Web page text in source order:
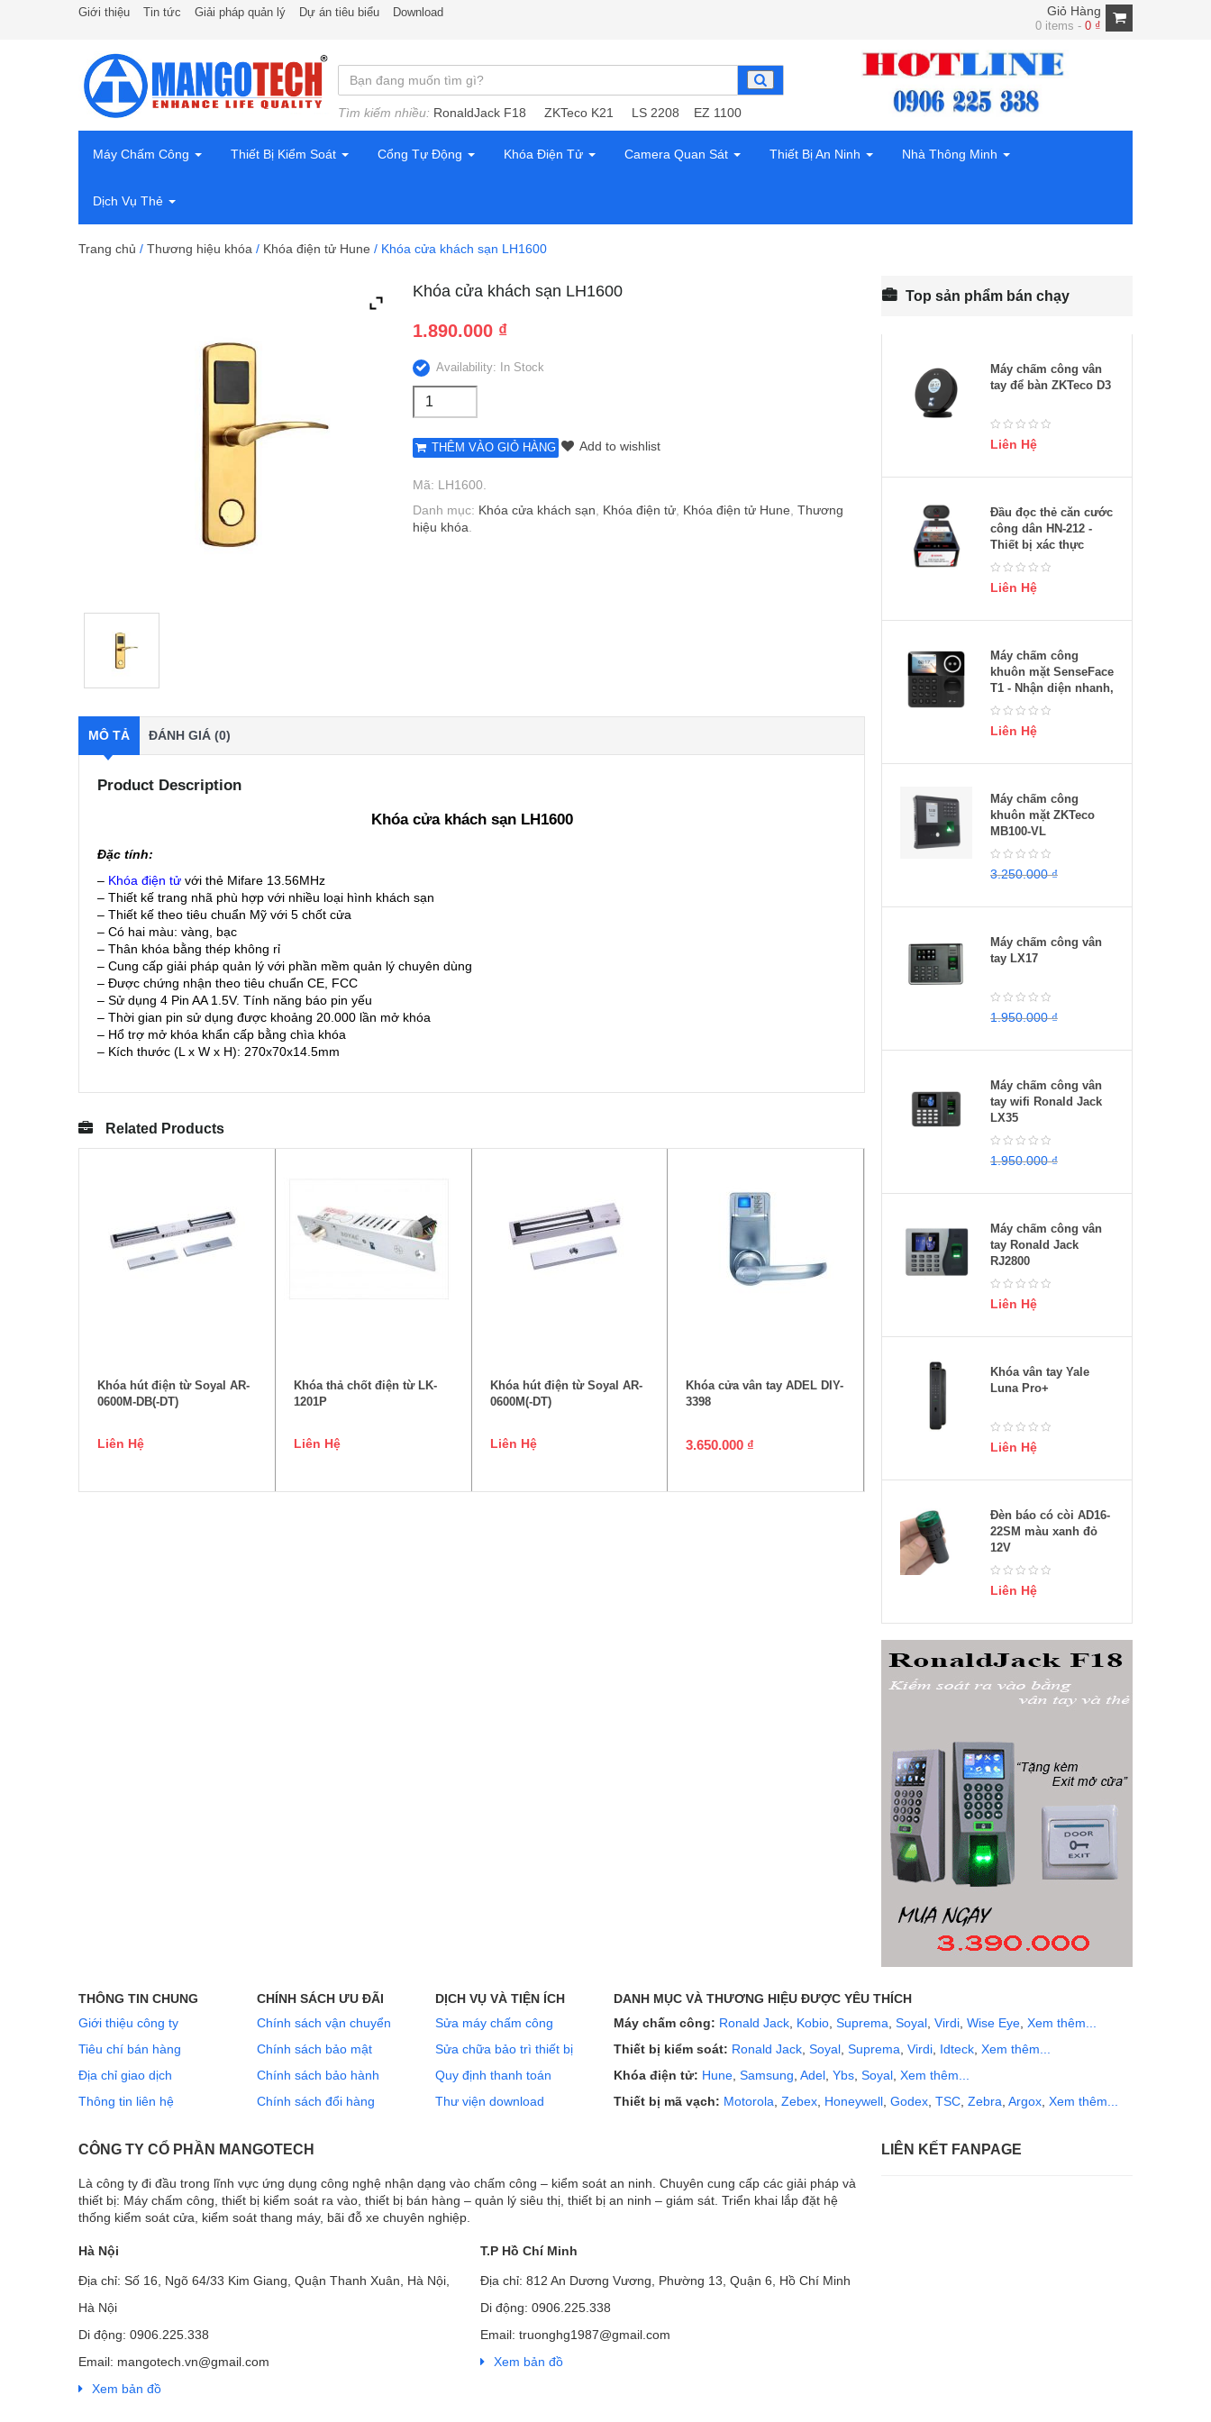
Giới thiệu Tin tức Giải pháp quản lý Dự án tiêu biểu Download Giỏ Hàng
0 items -0 ₫
Tìm kiếm nhiều: RonaldJack F18 ZKTeco K21 LS 2208 EZ 1100
Máy Chấm Công Thiết Bị Kiểm Soát Cổng Tự Động Khóa Điện Tử Camera Quan Sát Thiết Bị An Ninh Nhà Thông Minh
Dịch Vụ Thẻ
Trang chủ / Thương hiệu khóa / Khóa điện tử Hune / Khóa cửa khách sạn LH1600
Khóa cửa khách sạn LH1600
1.890.000 ₫
Availability: In Stock
THÊM VÀO GIỎ HÀNG Add to wishlist
Mã: LH1600
Danh mục: Khóa cửa khách sạn Khóa điện tử Khóa điện tử Hune ,Thương
hiệu khóa
MÔ TẢ ĐÁNH GIÁ (0)
Product Description
Khóa cửa khách sạn LH1600
Đặc tính:
– Khóa điện tử với thẻ Mifare 13.56MHz
– Thiết kế trang nhã phù hợp với nhiều loại hình khách sạn
– Thiết kế theo tiêu chuẩn Mỹ với 5 chốt cửa
– Có hai màu: vàng, bạc
– Thân khóa bằng thép không rỉ
– Cung cấp giải pháp quản lý với phần mềm quản lý chuyên dùng
– Được chứng nhận theo tiêu chuẩn CE, FCC
– Sử dụng 4 Pin AA 1.5V. Tính năng báo pin yếu
– Thời gian pin sử dụng được khoảng 20.000 lần mở khóa
– Hổ trợ mở khóa khẩn cấp bằng chìa khóa
– Kích thước (L x W x H): 270x70x14.5mm
Related Products
Khóa hút điện từ Soyal AR-
0600M-DB(-DT)
Liên Hệ
Khóa thả chốt điện từ LK-
1201P
Liên Hệ
Khóa hút điện từ Soyal AR-
0600M(-DT)
Liên Hệ
Khóa cửa vân tay ADEL DIY-
3398
3.650.000 ₫
Top sản phẩm bán chạy
Máy chấm công vân
tay để bàn ZKTeco D3
Liên Hệ
Đầu đọc thẻ căn cước
công dân HN-212 -
Thiết bị xác thực
thông tin nhanh
Liên Hệ
Máy chấm công
khuôn mặt SenseFace
T1 - Nhận diện nhanh,
chính xác
Liên Hệ
Máy chấm công
khuôn mặt ZKTeco
MB100-VL
3.250.000₫
Máy chấm công vân
tay LX17
1.950.000₫
Máy chấm công vân
tay wifi Ronald Jack
LX35
1.950.000₫
Máy chấm công vân
tay Ronald Jack
RJ2800
Liên Hệ
Khóa vân tay Yale
Luna Pro+
Liên Hệ
Đèn báo có còi AD16-
22SM màu xanh đỏ
12V
Liên Hệ
THÔNG TIN CHUNG
Giới thiệu công ty
Tiêu chí bán hàng
Địa chỉ giao dịch
Thông tin liên hệ
CHÍNH SÁCH ƯU ĐÃI
Chính sách vận chuyển
Chính sách bảo mật
Chính sách bảo hành
Chính sách đổi hàng
DỊCH VỤ VÀ TIỆN ÍCH
Sửa máy chấm công
Sửa chữa bảo trì thiết bị
Quy định thanh toán
Thư viện download
DANH MỤC VÀ THƯƠNG HIỆU ĐƯỢC YÊU THÍCH
Máy chấm công: Ronald Jack Kobio Suprema Soyal Virdi Wise Eye Xem thêm...
Thiết bị kiểm soát: Ronald Jack Soyal Suprema Virdi Idteck Xem thêm...
Khóa điện tử: Hune Samsung Adel Ybs Soyal Xem thêm...
Thiết bị mã vạch: Motorola Zebex Honeywell Godex TSC Zebra Argox Xem thêm...
CÔNG TY CỔ PHẦN MANGOTECH
Là công ty đi đầu trong lĩnh vực ứng dụng công nghệ nhận dạng vào chấm công – kiểm soát an ninh. Chuyên cung cấp các giải pháp và
thiết bị: Máy chấm công, thiết bị kiểm soát ra vào, thiết bị bán hàng – quản lý siêu thị, thiết bị an ninh – giám sát. Triển khai lắp đặt hệ
thống kiểm soát cửa, kiểm soát thang máy, bãi đỗ xe chuyên nghiệp.
Hà Nội
Địa chỉ: Số 16, Ngõ 64/33 Kim Giang, Quận Thanh Xuân, Hà Nội,
Hà Nội
Di động: 0906.225.338
Email: mangotech.vn@gmail.com
Xem bản đồ
T.P Hồ Chí Minh
Địa chỉ: 812 An Dương Vương, Phường 13, Quận 6, Hồ Chí Minh
Di động: 0906.225.338
Email: truonghg1987@gmail.com
Xem bản đồ
LIÊN KẾT FANPAGE